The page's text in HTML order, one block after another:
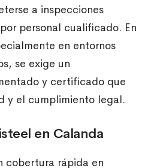
a inspecciones
personal cualificado. En
en entornos
se exige un
y certificado que
y el cumplimiento legal.
en Calanda
cobertura rápida en